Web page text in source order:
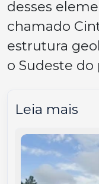
desses
chamado
estrutura
o Sudeste do
Leia mais